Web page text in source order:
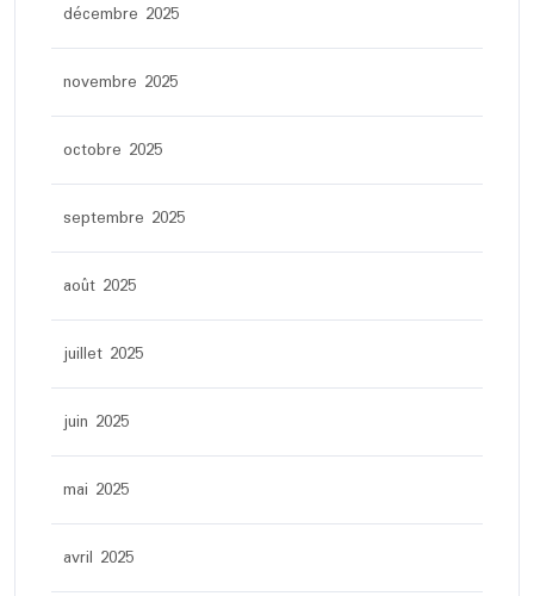
décembre 2025
novembre 2025
octobre 2025
septembre 2025
août 2025
juillet 2025
juin 2025
mai 2025
avril 2025